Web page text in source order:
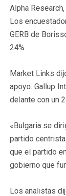
Alpha
Los
GERB de
24%.
Market Links
apoyo. Gallup
delante con un
«Bulgaria se
partido
que el partido
gobierno que
Los analistas